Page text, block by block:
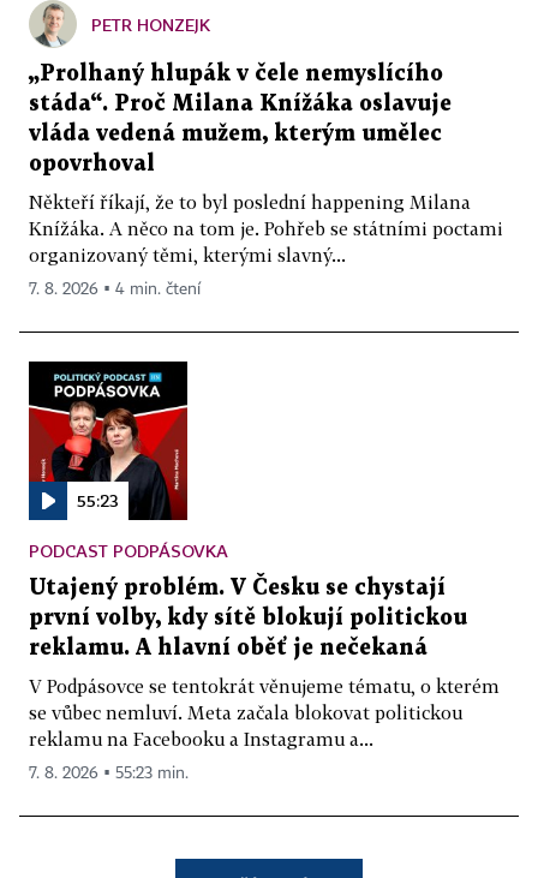
PETR HONZEJK
„Prolhaný hlupák v čele nemyslícího
stáda“. Proč Milana Knížáka oslavuje
vláda vedená mužem, kterým umělec
opovrhoval
Někteří říkají, že to byl poslední happening Milana
Knížáka. A něco na tom je. Pohřeb se státními poctami
organizovaný těmi, kterými slavný...
7. 8. 2026 ▪ 4 min. čtení
55:23
PODCAST PODPÁSOVKA
Utajený problém. V Česku se chystají
první volby, kdy sítě blokují politickou
reklamu. A hlavní oběť je nečekaná
V Podpásovce se tentokrát věnujeme tématu, o kterém
se vůbec nemluví. Meta začala blokovat politickou
reklamu na Facebooku a Instagramu a...
7. 8. 2026 ▪ 55:23 min.